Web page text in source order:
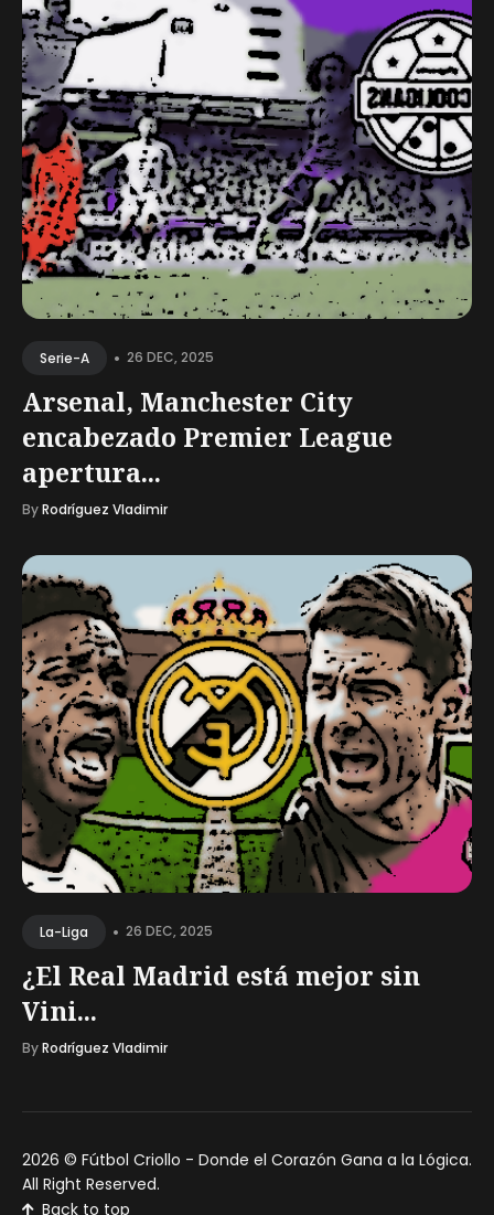
Serie-A • 26 DEC, 2025
Arsenal, Manchester City
encabezado Premier League
apertura...
ByRodríguez Vladimir
La-Liga • 26 DEC, 2025
¿El Real Madrid está mejor sin
Vini...
ByRodríguez Vladimir
2026 © Fútbol Criollo - Donde el Corazón Gana a la Lógica.
All Right Reserved.
Back to top